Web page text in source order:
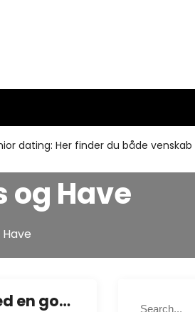
dating: Her finder du både
og Have
Have
Få styr på haven med en god havemand